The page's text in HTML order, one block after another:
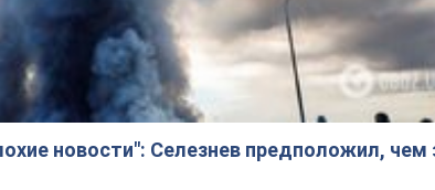
новости": Селезнев предположил, чем